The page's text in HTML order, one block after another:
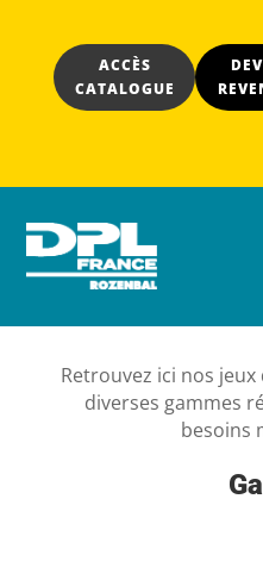
ACCÈS
CATALOGUE
Retrouvez ici nos
diverses gammes
besoins